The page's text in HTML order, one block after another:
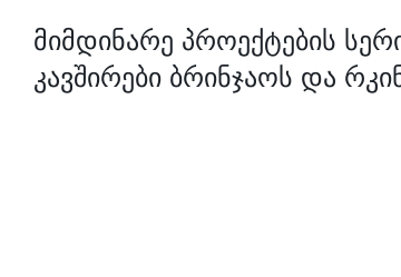
მიმდინარე პროექტების
კავშირები ბრინჯაოს და